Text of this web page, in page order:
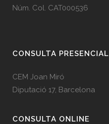
Núm. Col. CAT000536
CONSULTA PRESENCIAL
CEM Joan Miró
Diputació 17, Barcelona
CONSULTA ONLINE